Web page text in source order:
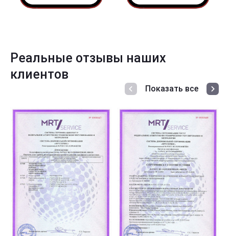
Реальные отзывы наших
клиентов
Показать все